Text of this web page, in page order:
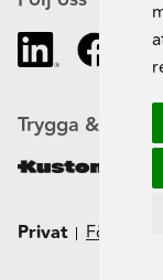
Trygga &
Privat Företag